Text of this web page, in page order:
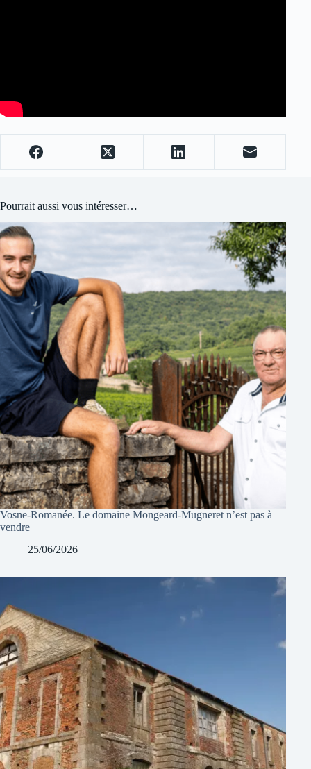
Pourrait aussi vous intéresser…
Vosne-Romanée. Le domaine Mongeard-Mugneret n’est pas à
vendre
25/06/2026